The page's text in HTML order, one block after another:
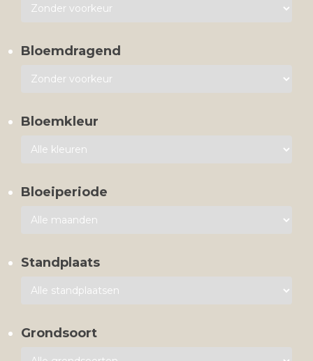
Bloemdragend
Bloemkleur
Bloeiperiode
Standplaats
Grondsoort